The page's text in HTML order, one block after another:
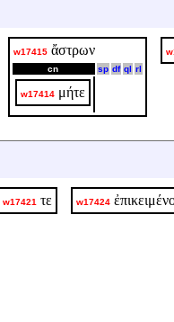
w17415 ἄστρων
cn sp df ql rl
w17414 μήτε
w17421 τε w17424